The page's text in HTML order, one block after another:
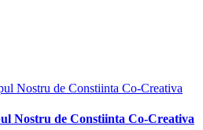
Nostru de Constiinta Co-Creativa